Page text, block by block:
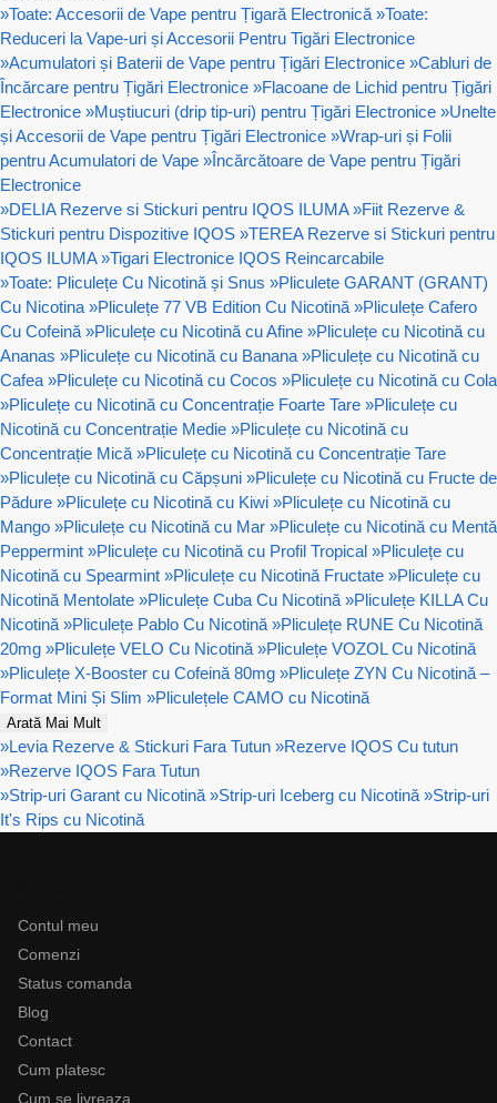
»Toate: Accesorii de Vape pentru Țigară Electronică »Toate:
Reduceri la Vape-uri și Accesorii Pentru Tigări Electronice
»Acumulatori și Baterii de Vape pentru Țigări Electronice »Cabluri de
Încărcare pentru Țigări Electronice »Flacoane de Lichid pentru Țigări
Electronice »Muștiucuri (drip tip-uri) pentru Țigări Electronice »Unelte
și Accesorii de Vape pentru Țigări Electronice »Wrap-uri și Folii
pentru Acumulatori de Vape »Încărcătoare de Vape pentru Țigări
Electronice
»DELIA Rezerve si Stickuri pentru IQOS ILUMA »Fiit Rezerve &
Stickuri pentru Dispozitive IQOS »TEREA Rezerve si Stickuri pentru
IQOS ILUMA »Tigari Electronice IQOS Reincarcabile
»Toate: Pliculețe Cu Nicotină și Snus »Pliculete GARANT (GRANT)
Cu Nicotina »Pliculețe 77 VB Edition Cu Nicotină »Pliculețe Cafero
Cu Cofeină »Pliculețe cu Nicotină cu Afine »Pliculețe cu Nicotină cu
Ananas »Pliculețe cu Nicotină cu Banana »Pliculețe cu Nicotină cu
Cafea »Pliculețe cu Nicotină cu Cocos »Pliculețe cu Nicotină cu Cola
»Pliculețe cu Nicotină cu Concentrație Foarte Tare »Pliculețe cu
Nicotină cu Concentrație Medie »Pliculețe cu Nicotină cu
Concentrație Mică »Pliculețe cu Nicotină cu Concentrație Tare
»Pliculețe cu Nicotină cu Căpșuni »Pliculețe cu Nicotină cu Fructe de
Pădure »Pliculețe cu Nicotină cu Kiwi »Pliculețe cu Nicotină cu
Mango »Pliculețe cu Nicotină cu Mar »Pliculețe cu Nicotină cu Mentă
Peppermint »Pliculețe cu Nicotină cu Profil Tropical »Pliculețe cu
Nicotină cu Spearmint »Pliculețe cu Nicotină Fructate »Pliculețe cu
Nicotină Mentolate »Pliculețe Cuba Cu Nicotină »Pliculețe KILLA Cu
Nicotină »Pliculețe Pablo Cu Nicotină »Pliculețe RUNE Cu Nicotină
20mg »Pliculețe VELO Cu Nicotină »Pliculețe VOZOL Cu Nicotină
»Pliculețe X-Booster cu Cofeină 80mg »Pliculețe ZYN Cu Nicotină –
Format Mini Și Slim »Pliculețele CAMO cu Nicotină
Arată Mai Mult
»Levia Rezerve & Stickuri Fara Tutun »Rezerve IQOS Cu tutun
»Rezerve IQOS Fara Tutun
»Strip-uri Garant cu Nicotină »Strip-uri Iceberg cu Nicotină »Strip-uri
It's Rips cu Nicotină
Contul meu
Comenzi
Status comanda
Blog
Contact
Cum platesc
Cum se livreaza